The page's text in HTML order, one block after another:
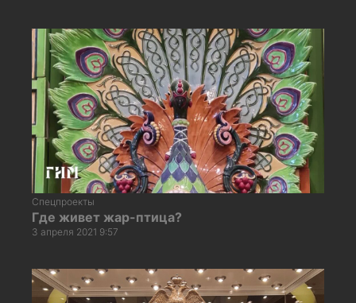
Спецпроекты
Где живет жар-птица?
3 апреля 2021 9:57